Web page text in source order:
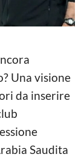
Una visione
da inserire
Saudita